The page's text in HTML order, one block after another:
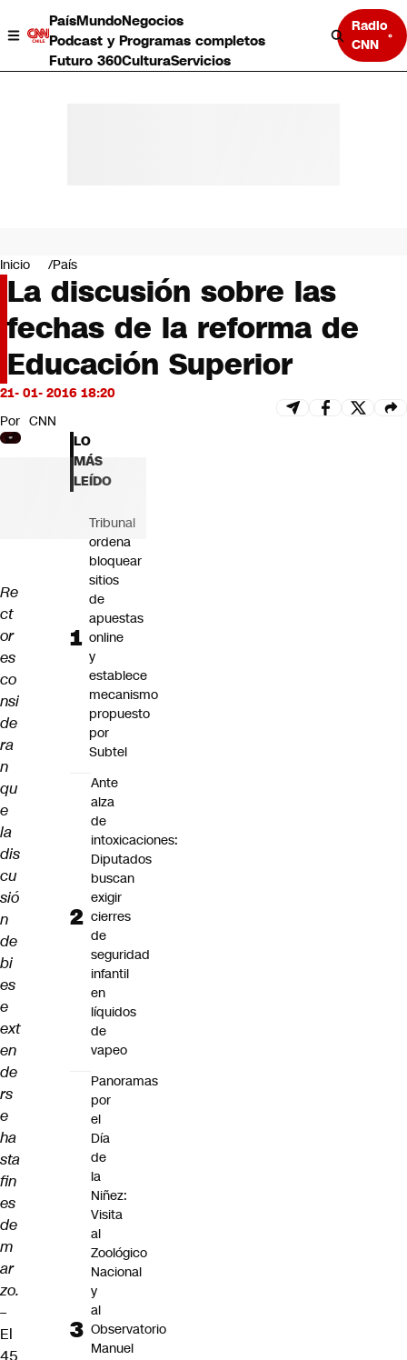
PaísMundoNegocios
Podcast y Programas completos
Futuro 360CulturaServicios
Radio
CNN
Negocios
Deportes
Programas completos
Cultura
Servicios
Bits
CNN tiempo
Futuro 360
Opinión
Inicio País
La discusión sobre las
fechas de la reforma de
Educación Superior
21- 01- 2016 18:20
Por CNN
Re
ct
or
es
co
nsi
de
ra
n
qu
e
la
dis
cu
sió
n
de
bi
es
e
ext
en
de
rs
e
ha
sta
fin
es
de
m
ar
zo.
–
El
45
LO
MÁS
LEÍDO
Tribunal
ordena
bloquear
sitios
de
apuestas
online
y
establece
mecanismo
propuesto
por
Subtel
Ante
alza
de
intoxicaciones:
Diputados
buscan
exigir
cierres
de
seguridad
infantil
en
líquidos
de
vapeo
Panoramas
por
el
Día
de
la
Niñez:
Visita
al
Zoológico
Nacional
y
al
Observatorio
Manuel